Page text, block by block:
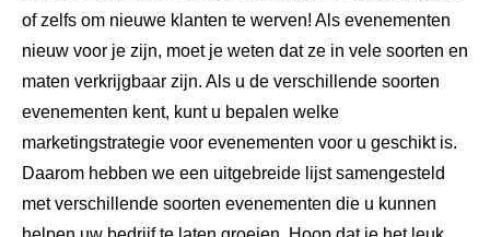
of zelfs om nieuwe klanten te werven! Als evenementen
nieuw voor je zijn, moet je weten dat ze in vele soorten en
maten verkrijgbaar zijn. Als u de verschillende soorten
evenementen kent, kunt u bepalen welke
marketingstrategie voor evenementen voor u geschikt is.
Daarom hebben we een uitgebreide lijst samengesteld
met verschillende soorten evenementen die u kunnen